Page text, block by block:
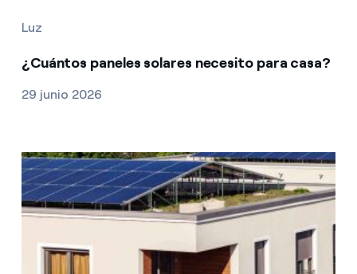
Luz
¿Cuántos paneles solares necesito para casa?
29 junio 2026